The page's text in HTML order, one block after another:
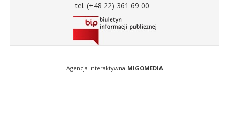
tel. (+48 22) 361 69 00
Agencja Interaktywna MIGOMEDIA